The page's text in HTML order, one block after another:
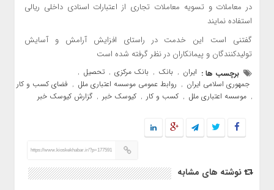
در معاملات و تسویه معاملات تجاری از اعتبارات اسنادی داخلی ریالی
استفاده نمایند
گفتنی است این خدمت در راستای افزایش آرامش و آسایش
تولیدکنندگان و پیمانکاران در نظر گرفته شده است
برچسب ها : ایران , بانک , بانک مرکزی , تحصیل ,
جمهوری اسلامی ایران , روابط عمومی موسسه اعتباری ملل , فضای کسب و کار
, موسسه اعتباری ملل , کسب و کار , کیوسک خبر , گزارش کیوسک خبر
https://www.kioskekhabar.ir/?p=177591
نوشته های مشابه